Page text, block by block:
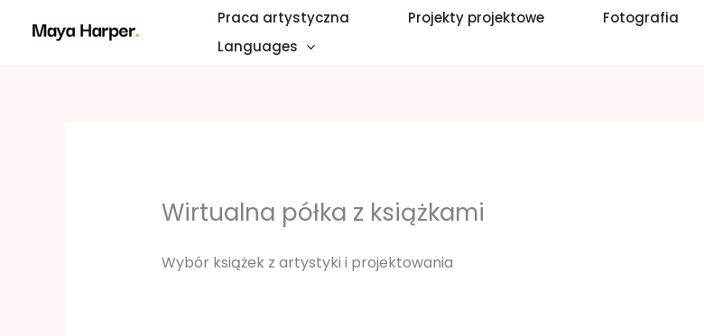
Praca artystyczna Projekty projektowe Fotografia
Languages
Wirtualna półka z książkami
Wybór książek z artystyki i projektowania